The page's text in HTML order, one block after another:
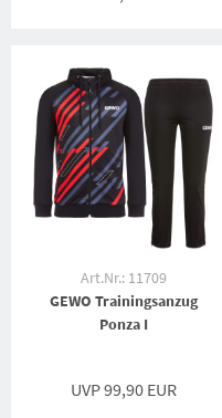
Art.Nr.: 11709
GEWO Trainingsanzug
Ponza I
UVP 99,90 EUR